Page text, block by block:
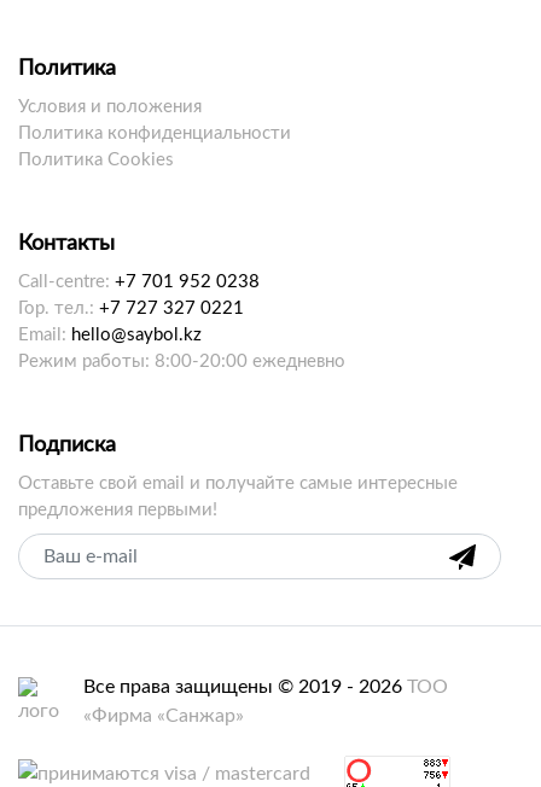
Политика
Условия и положения
Политика конфиденциальности
Политика Cookies
Контакты
Call-centre: +7 701 952 0238
Гор. тел.: +7 727 327 0221
Email: hello@saybol.kz
Режим работы: 8:00-20:00 ежедневно
Подписка
Оставьте свой email и получайте самые интересные
предложения первыми!
Все права защищены © 2019 - 2026 ТОО
«Фирма «Санжар»